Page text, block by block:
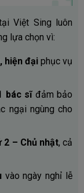
Việt Sing luôn
lựa chọn vì:
hiện đại phục vụ
bác sĩ đảm bảo
ngại ngùng cho
2 – Chủ nhật, cả
vào ngày nghỉ lễ